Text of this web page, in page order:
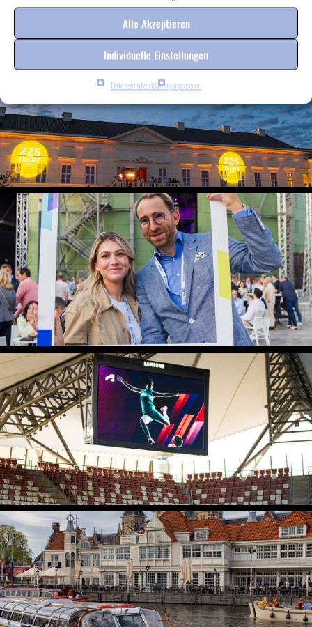
Alle Akzeptieren
Individuelle Einstellungen
DatenschutzerklärungImpressum